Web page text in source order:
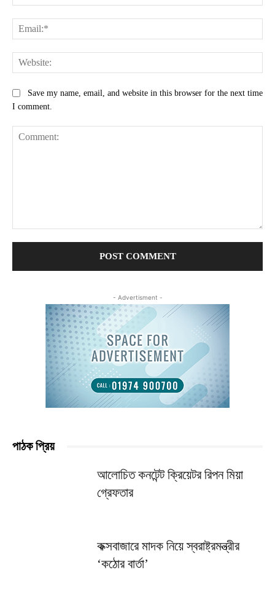
Save my name, email, and website in this browser for the next time
I comment.
- Advertisment -
পাঠক প্রিয়
আলোচিত কনটেন্ট ক্রিয়েটর রিপন মিয়া
গ্রেফতার
কক্সবাজারে মাদক নিয়ে স্বরাষ্ট্রমন্ত্রীর
‘কঠোর বার্তা’